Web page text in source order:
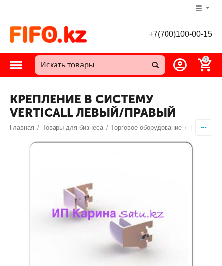
+7(700)100-00-15
0
КРЕПЛЕНИЕ В СИСТЕМУ
VERTICALL ЛЕВЫЙ/ПРАВЫЙ
Главная / Товары для бизнеса / Торговое оборудование / Торговый